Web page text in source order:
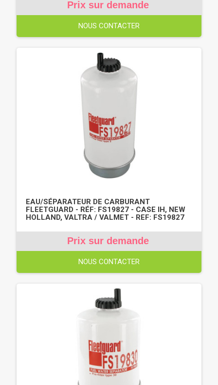
Prix sur demande
NOUS CONTACTER
EAU/SÉPARATEUR DE CARBURANT
FLEETGUARD - RÉF: FS19827 - CASE IH, NEW
HOLLAND, VALTRA / VALMET - REF: FS19827
Prix sur demande
NOUS CONTACTER